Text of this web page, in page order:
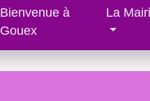
Bienvenue à
Gouex
La